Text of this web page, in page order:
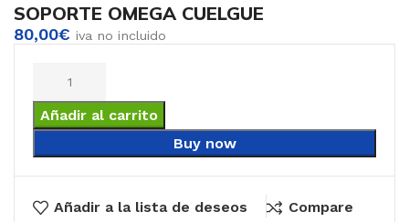
SOPORTE OMEGA CUELGUE
80,00€ iva no incluido
Añadir al carrito
Buy now
Añadir a la lista de deseos Compare